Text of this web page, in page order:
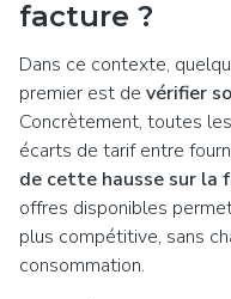
facture ?
Dans ce contexte,
premier est de vérifier
Concrètement, toutes
écarts de tarif entre
de cette hausse sur la
offres disponibles
plus compétitive, sans
consommation.